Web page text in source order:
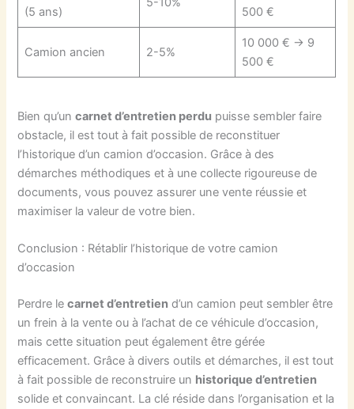
(5 ans)
500 €
Camion ancien 2-5%
10 000 € → 9
500 €
Bien qu’uncarnet d’entretien perdu puisse sembler faire
obstacle, il est tout à fait possible de reconstituer
l’historique d’un camion d’occasion. Grâce à des
démarches méthodiques et à une collecte rigoureuse de
documents, vous pouvez assurer une vente réussie et
maximiser la valeur de votre bien.
Conclusion : Rétablir l’historique de votre camion
d’occasion
Perdre lecarnet d’entretien d’un camion peut sembler être
un frein à la vente ou à l’achat de ce véhicule d’occasion,
mais cette situation peut également être gérée
efficacement. Grâce à divers outils et démarches, il est tout
à fait possible de reconstruire un historique d’entretien
solide et convaincant. La clé réside dans l’organisation et la